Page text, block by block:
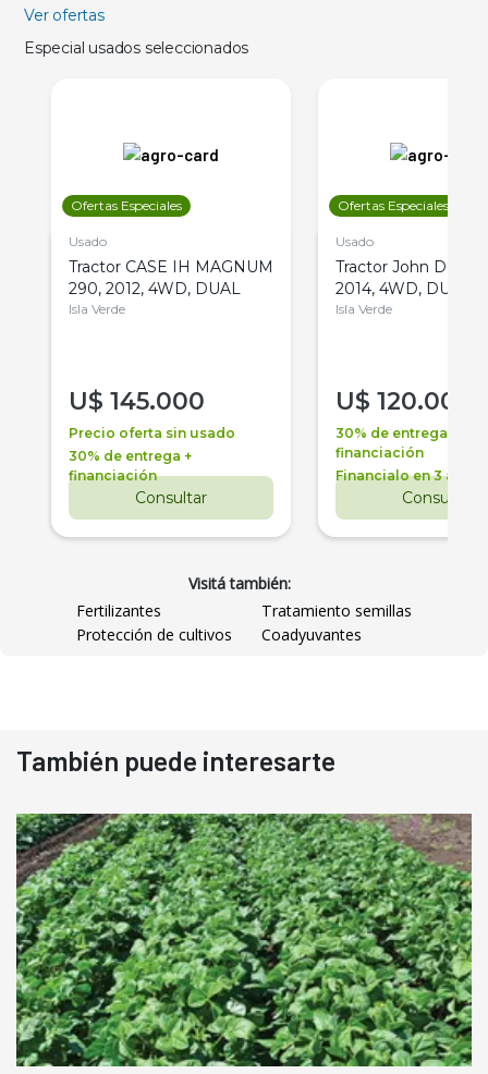
Ver ofertas
Especial usados seleccionados
Ofertas Especiales
Usado
Tractor CASE IH MAGNUM
290, 2012, 4WD, DUAL
Isla Verde
U$ 145.000
Precio oferta sin usado
30% de entrega +
financiación
Consultar
Ofertas Especiales
Usado
Tractor John Deere
2014, 4WD, DUAL
Isla Verde
U$ 120.000
30% de entrega +
financiación
Financialo en 3 años
Consultar
Visitá también:
Fertilizantes
Tratamiento semillas
Protección de cultivos
Coadyuvantes
También puede interesarte